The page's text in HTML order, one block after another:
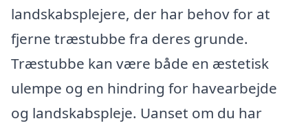
landskabsplejere, der har behov for at
fjerne træstubbe fra deres grunde.
Træstubbe kan være både en æstetisk
ulempe og en hindring for havearbejde
og landskabspleje. Uanset om du har